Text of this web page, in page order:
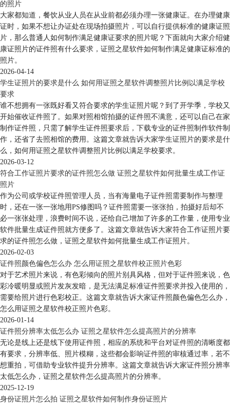
的照片
大家都知道，餐饮从业人员在从业前都必须办理一张健康证。在办理健康
证时，如果不想让办证处在现场拍摄照片，可以自行提供标准的健康证照
片，那么普通人如何制作满足健康证要求的照片呢？下面就向大家介绍健
康证照片的证件照有什么要求，证照之星软件如何制作满足健康证标准的
照片。
2026-04-14
学生证照片的要求是什么 如何用证照之星软件调整照片比例以满足学校
要求
谁不想拥有一张既好看又符合要求的学生证照片呢？到了开学季，学校又
开始催收证件照了。如果对照相馆拍摄的证件照不满意，还可以自己在家
制作证件照，只需了解学生证件照要求后，下载专业的证件照制作软件制
作，还省了去照相馆的费用。这篇文章就告诉大家学生证照片的要求是什
么，如何用证照之星软件调整照片比例以满足学校要求。
2026-03-12
符合工作证照片要求的证件照怎么做 证照之星软件如何批量生成工作证
照片
作为公司或学校证件照管理人员，当有海量电子证件照需要制作与整理
时，还在一张一张地用PS修图吗？证件照需要一张张拍，拍摄好后却不
必一张张处理，浪费时间不说，还给自己增加了许多的工作量，使用专业
软件批量生成证件照就方便多了。这篇文章就告诉大家符合工作证照片要
求的证件照怎么做，证照之星软件如何批量生成工作证照片。
2026-02-03
证件照颜色偏色怎么办 怎么用证照之星软件校正照片色彩
对于艺术照片来说，有色彩倾向的照片别具风格，但对于证件照来说，色
彩冷暖明显或照片发灰发暗，是无法满足标准证件照要求并投入使用的，
需要给照片进行色彩校正。这篇文章就告诉大家证件照颜色偏色怎么办，
怎么用证照之星软件校正照片色彩。
2026-01-14
证件照分辨率太低怎么办 证照之星软件怎么提高照片的分辨率
无论是线上还是线下使用证件照，相应的系统和平台对证件照的清晰度都
有要求，分辨率低、照片模糊，这些都会影响证件照的审核通过率，若不
想重拍，可借助专业软件提升分辨率。这篇文章就告诉大家证件照分辨率
太低怎么办，证照之星软件怎么提高照片的分辨率。
2025-12-19
身份证照片怎么拍 证照之星软件如何制作身份证照片